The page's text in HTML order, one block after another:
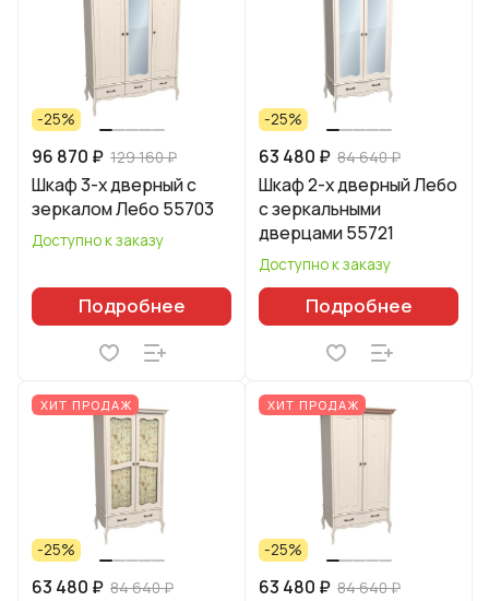
-25%
96 870 ₽ 129 160 ₽
Шкаф 3-х дверный с
зеркалом Лебо 55703
Доступно к заказу
Подробнее
-25%
63 480 ₽ 84 640 ₽
Шкаф 2-х дверный Лебо
с зеркальными
дверцами 55721
Доступно к заказу
Подробнее
ХИТ ПРОДАЖ
-25%
63 480 ₽ 84 640 ₽
ХИТ ПРОДАЖ
-25%
63 480 ₽ 84 640 ₽